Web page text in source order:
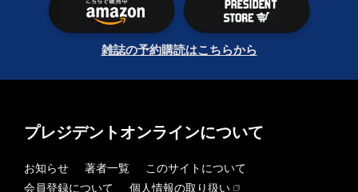
雑誌の予約購読はこちらから
プレジデントオンラインについて
お知らせ 著者一覧
このサイトについて
会員登録について
個人情報の取り扱い